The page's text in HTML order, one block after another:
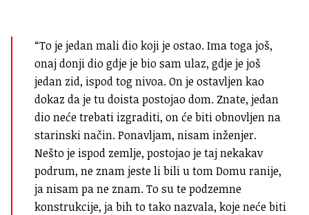
“To je jedan mali dio koji je ostao. Ima toga još,
onaj donji dio gdje je bio sam ulaz, gdje je još
jedan zid, ispod tog nivoa. On je ostavljen kao
dokaz da je tu doista postojao dom. Znate, jedan
dio neće trebati izgraditi, on će biti obnovljen na
starinski način. Ponavljam, nisam inženjer.
Nešto je ispod zemlje, postojao je taj nekakav
podrum, ne znam jeste li bili u tom Domu ranije,
ja nisam pa ne znam. To su te podzemne
konstrukcije, ja bih to tako nazvala, koje neće biti